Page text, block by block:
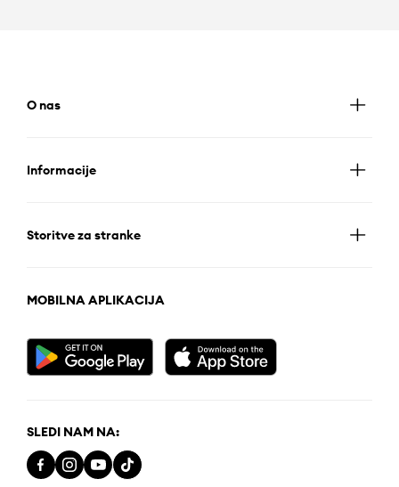
O nas
Informacije
Storitve za stranke
MOBILNA APLIKACIJA
SLEDI NAM NA: